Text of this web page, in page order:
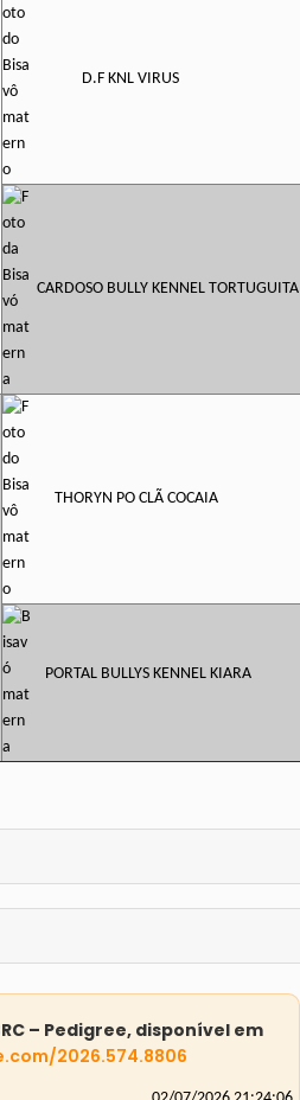
D.F KNL VIRUS
CARDOSO BULLY KENNEL TORTUGUITA
THORYN PO CLÃ COCAIA
PORTAL BULLYS KENNEL KIARA
– Pedigree, disponível em
2026.574.8806